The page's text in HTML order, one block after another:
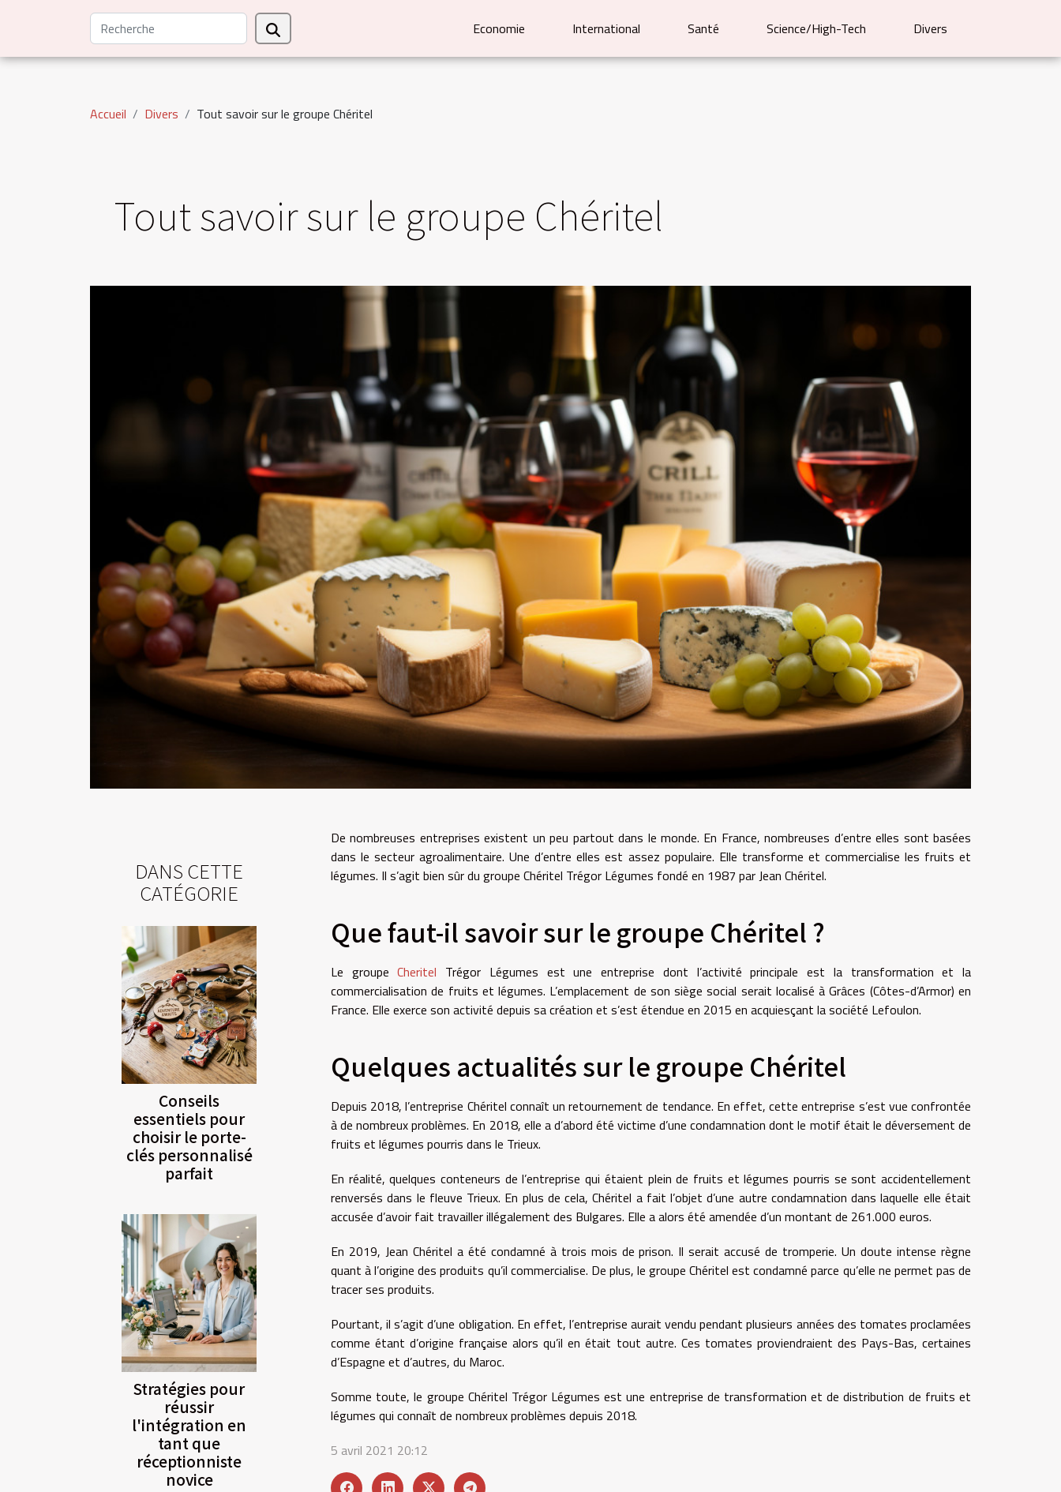
Economie International Santé Science/High-Tech Divers
Accueil Divers Tout savoir sur le groupe Chéritel
Tout savoir sur le groupe Chéritel
DANS CETTE
CATÉGORIE
Conseils
essentiels pour
choisir le porte-
clés personnalisé
parfait
Stratégies pour
réussir
l'intégration en
tant que
réceptionniste
novice
De nombreuses entreprises existent un peu partout dans le monde. En France, nombreuses d’entre elles sont basées
dans le secteur agroalimentaire. Une d’entre elles est assez populaire. Elle transforme et commercialise les fruits et
légumes. Il s’agit bien sûr du groupe Chéritel Trégor Légumes fondé en 1987 par Jean Chéritel.
Que faut-il savoir sur le groupe Chéritel ?
Le groupeCheritel Trégor Légumes est une entreprise dont l’activité principale est la transformation et la
commercialisation de fruits et légumes. L’emplacement de son siège social serait localisé à Grâces (Côtes-d’Armor) en
France. Elle exerce son activité depuis sa création et s’est étendue en 2015 en acquiesçant la société Lefoulon.
Quelques actualités sur le groupe Chéritel
Depuis 2018, l’entreprise Chéritel connaît un retournement de tendance. En effet, cette entreprise s’est vue confrontée
à de nombreux problèmes. En 2018, elle a d’abord été victime d’une condamnation dont le motif était le déversement de
fruits et légumes pourris dans le Trieux.
En réalité, quelques conteneurs de l’entreprise qui étaient plein de fruits et légumes pourris se sont accidentellement
renversés dans le fleuve Trieux. En plus de cela, Chéritel a fait l’objet d’une autre condamnation dans laquelle elle était
accusée d’avoir fait travailler illégalement des Bulgares. Elle a alors été amendée d’un montant de 261.000 euros.
En 2019, Jean Chéritel a été condamné à trois mois de prison. Il serait accusé de tromperie. Un doute intense règne
quant à l’origine des produits qu’il commercialise. De plus, le groupe Chéritel est condamné parce qu’elle ne permet pas de
tracer ses produits.
Pourtant, il s’agit d’une obligation. En effet, l’entreprise aurait vendu pendant plusieurs années des tomates proclamées
comme étant d’origine française alors qu’il en était tout autre. Ces tomates proviendraient des Pays-Bas, certaines
d’Espagne et d’autres, du Maroc.
Somme toute, le groupe Chéritel Trégor Légumes est une entreprise de transformation et de distribution de fruits et
légumes qui connaît de nombreux problèmes depuis 2018.
5 avril 2021 20:12